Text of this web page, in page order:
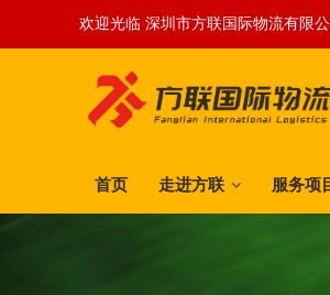
欢迎光临 深圳市方联国际物流有限公
首页 走进方联 服务项